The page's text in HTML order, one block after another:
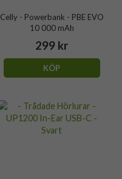
Celly - Powerbank - PBE EVO
10 000 mAh
299 kr
KÖP